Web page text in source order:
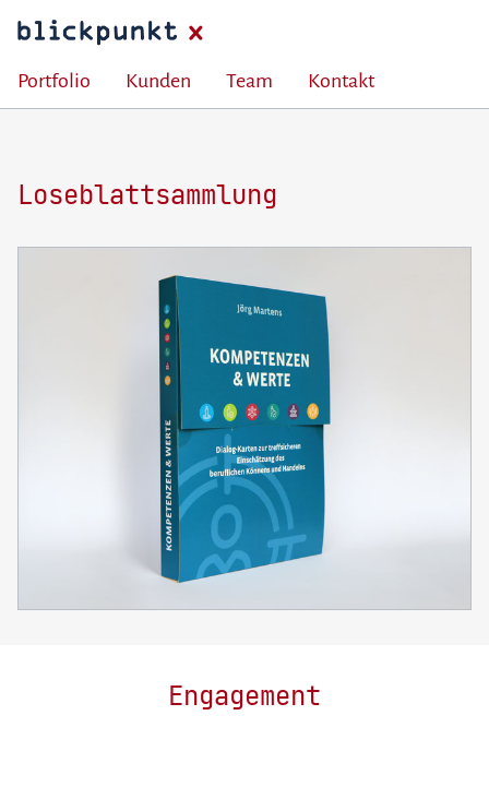
Portfolio Kunden Team Kontakt
Loseblattsammlung
Engagement